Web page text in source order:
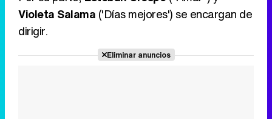
Violeta Salama ('Días mejores') se encargan de
dirigir.
Eliminar anuncios